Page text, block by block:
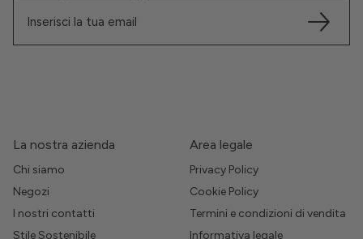
La nostra azienda
Chi siamo
Negozi
I nostri contatti
Stile Sostenibile
Area legale
Privacy Policy
Cookie Policy
Termini e condizioni di vendita
Informativa legale